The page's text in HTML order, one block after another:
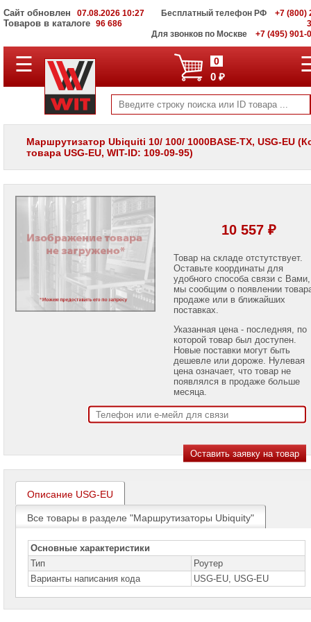
Сайт обновлен 07.08.2026 10:27
Товаров в каталоге 96 686
Бесплатный телефон РФ
+7 (800)
Для звонков по Москве
+7 (495) 901-
ПОЛНЫЙ
КАТАЛОГ
Корпоративные
серверы
WIT
Системы
хранения
VI
и
LCD
панели
Проекторы
лампы
для
Name
Принтеры
плоттеры
МФУ
Серверы
Name
Пассивное
сетевое
оборудование
☰ 0
0 ₽
Маршрутизатор Ubiquiti 10/ 100/ 1000BASE-TX, USG-EU
товара USG-EU, WIT-ID: 109-09-95)
10 557 ₽
Товар на складе отстутствует.
Оставьте координаты для
удобного способа связи с Вами,
мы сообщим о появлении
продаже или в ближайших
поставках.
Указанная цена - последняя, по
которой товар был доступен.
Новые поставки могут быть
дешевле или дороже. Нулевая
цена означает, что товар не
появлялся в продаже больше
месяца.
Описание USG-EU
Все товары в разделе "Маршрутизаторы Ubiquity"
Основные характеристики
Тип
Роутер
Варианты написания кода
USG-EU, USG-EU